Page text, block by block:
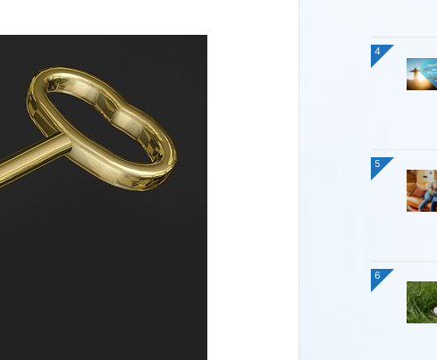
4
5
6